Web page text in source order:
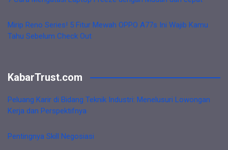
Mirip Reno Series! 5 Fitur Mewah OPPO A77s Ini Wajib Kamu
Tahu Sebelum Check Out
KabarTrust.com
Peluang Karir di Bidang Teknik Industri: Menelusuri Lowongan
Kerja dan Perspektifnya
Pentingnya Skill Negosiasi